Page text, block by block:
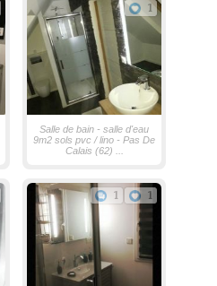
1
Salle de bain - salle d'eau
9m2 sols pvc / lino - Pas De
Calais (62) ...
1 1